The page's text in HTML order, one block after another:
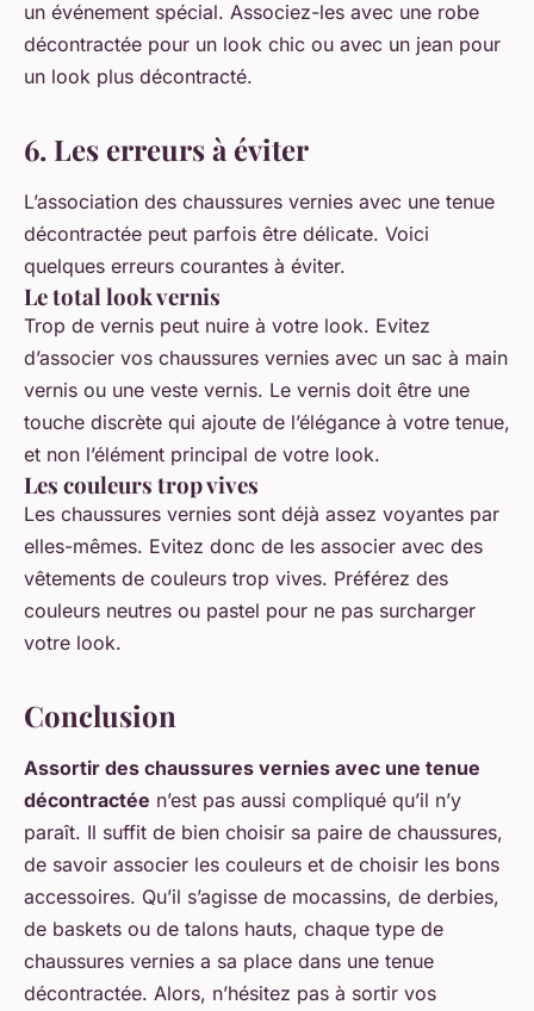
un événement spécial. Associez-les avec une robe
décontractée pour un look chic ou avec un jean pour
un look plus décontracté.
6. Les erreurs à éviter
L’association des chaussures vernies avec une tenue
décontractée peut parfois être délicate. Voici
quelques erreurs courantes à éviter.
Le total look vernis
Trop de vernis peut nuire à votre look. Evitez
d’associer vos chaussures vernies avec un sac à main
vernis ou une veste vernis. Le vernis doit être une
touche discrète qui ajoute de l’élégance à votre tenue,
et non l’élément principal de votre look.
Les couleurs trop vives
Les chaussures vernies sont déjà assez voyantes par
elles-mêmes. Evitez donc de les associer avec des
vêtements de couleurs trop vives. Préférez des
couleurs neutres ou pastel pour ne pas surcharger
votre look.
Conclusion
Assortir des chaussures vernies avec une tenue
décontractée n’est pas aussi compliqué qu’il n’y
paraît. Il suffit de bien choisir sa paire de chaussures,
de savoir associer les couleurs et de choisir les bons
accessoires. Qu’il s’agisse de mocassins, de derbies,
de baskets ou de talons hauts, chaque type de
chaussures vernies a sa place dans une tenue
décontractée. Alors, n’hésitez pas à sortir vos